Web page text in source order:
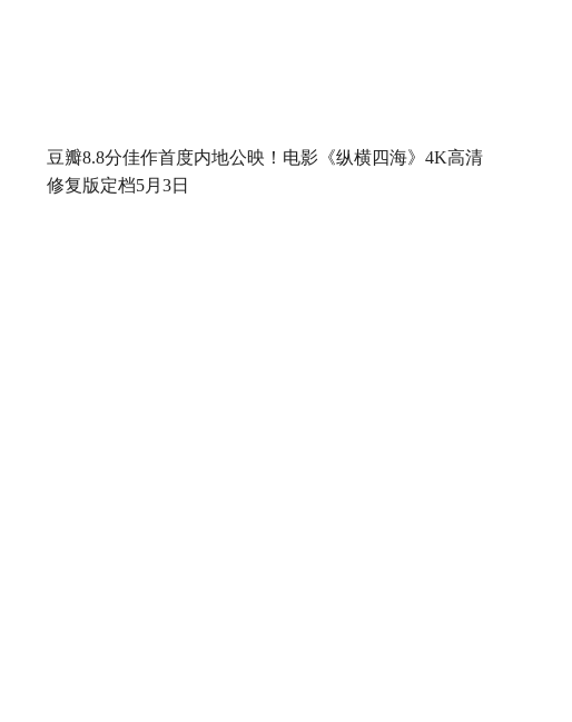
豆瓣8.8分佳作首度内地公映！电影《纵横四海》4K高清
修复版定档5月3日